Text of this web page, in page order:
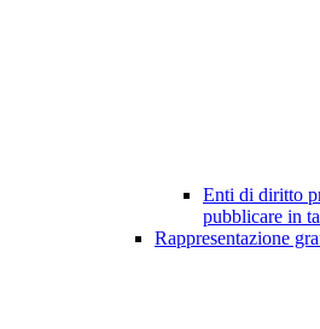
Enti di diritto
pubblicare in
Rappresentazione